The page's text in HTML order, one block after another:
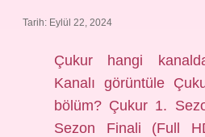
Tarih: Eylül 22, 2024
Çukur hangi
Kanalı görüntüle
bölüm? Çukur 1.
Sezon Finali (Full